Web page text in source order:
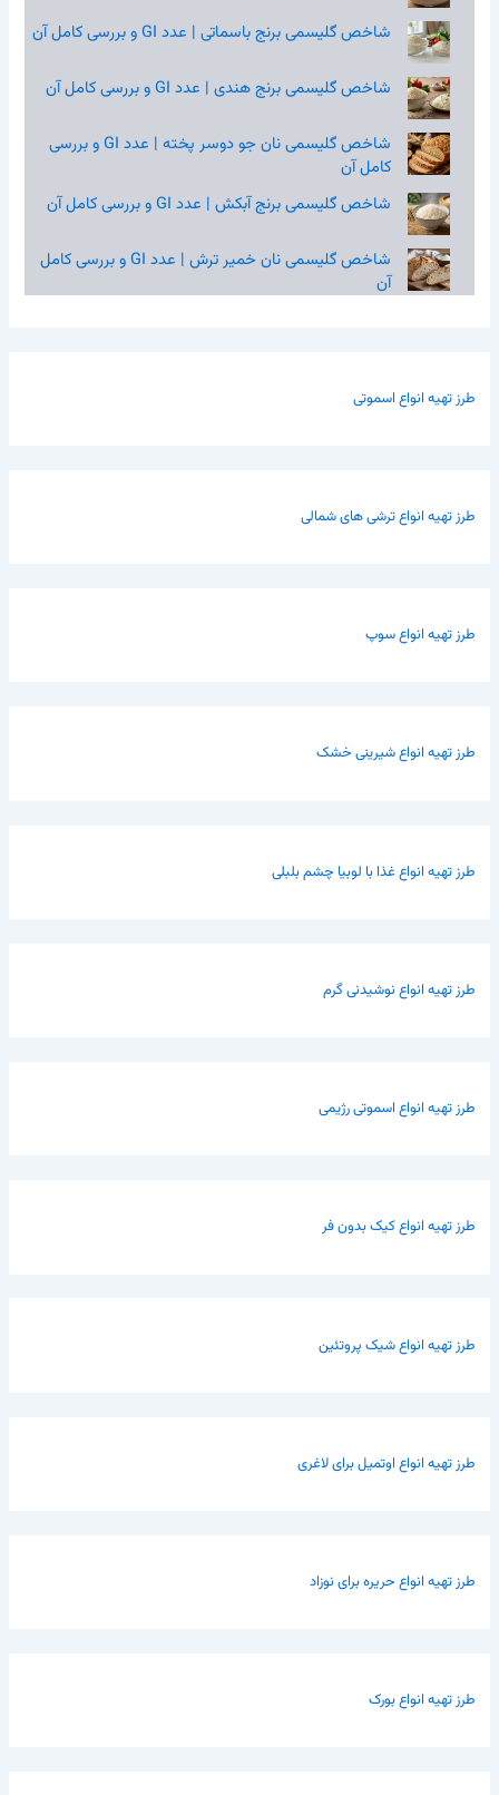
شاخص گلیسمی برنج باسماتی | عدد GI و بررسی کامل آن
شاخص گلیسمی برنج هندی | عدد GI و بررسی کامل آن
شاخص گلیسمی نان جو دوسر پخته | عدد GI و بررسی
کامل آن
شاخص گلیسمی برنج آبکش | عدد GI و بررسی کامل آن
شاخص گلیسمی نان خمیر ترش | عدد GI و بررسی کامل
آن
طرز تهیه انواع اسموتی
طرز تهیه انواع ترشی های شمالی
طرز تهیه انواع سوپ
طرز تهیه انواع شیرینی خشک
طرز تهیه انواع غذا با لوبیا چشم بلبلی
طرز تهیه انواع نوشیدنی گرم
طرز تهیه انواع اسموتی رژیمی
طرز تهیه انواع کیک بدون فر
طرز تهیه انواع شیک پروتئین
طرز تهیه انواع اوتمیل برای لاغری
طرز تهیه انواع حریره برای نوزاد
طرز تهیه انواع بورک